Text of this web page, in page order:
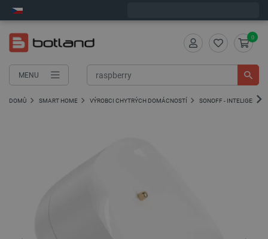
MENU
0
DOMŮ SMART HOME VÝROBCI CHYTRÝCH DOMÁCNOSTÍ SONOFF -